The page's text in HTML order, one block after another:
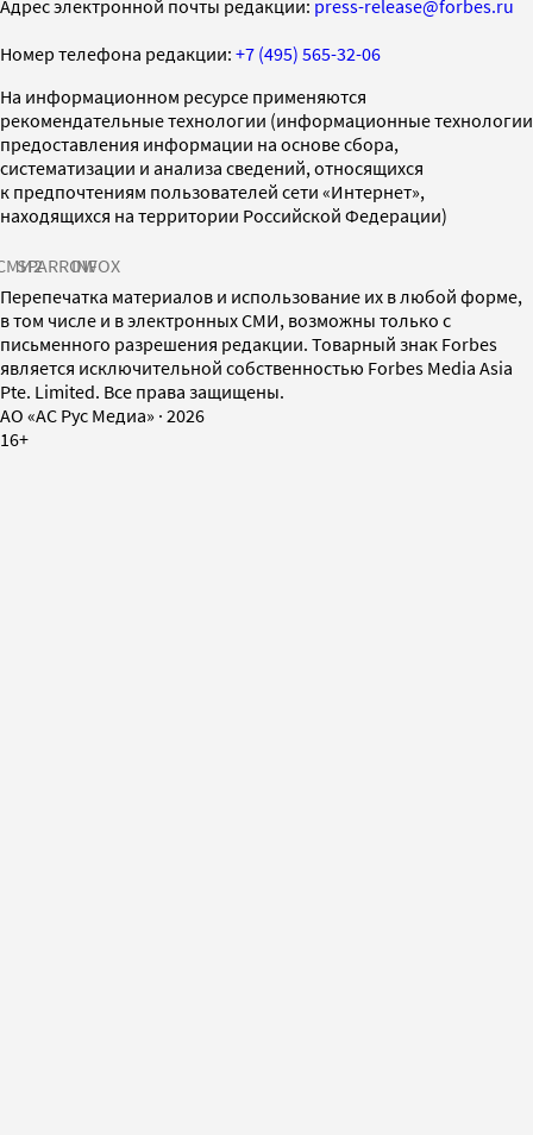
Адрес электронной почты редакции: press-release@forbes.ru
Номер телефона редакции: +7 (495) 565-32-06
На информационном ресурсе применяются
рекомендательные технологии (информационные технологии
предоставления информации на основе сбора,
систематизации и анализа сведений, относящихся
к предпочтениям пользователей сети «Интернет»,
находящихся на территории Российской Федерации)
SPARROWINFOX
Перепечатка материалов и использование их в любой форме,
в том числе и в электронных СМИ, возможны только с
письменного разрешения редакции. Товарный знак Forbes
является исключительной собственностью Forbes Media Asia
Pte. Limited. Все права защищены.
AO «АС Рус Медиа» · 2026
16+